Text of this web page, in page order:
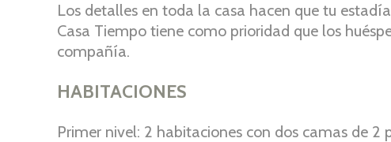
Los detalles en toda la casa hacen que tu
Casa Tiempo tiene como prioridad que los
compañía.
HABITACIONES
Primer nivel: 2 habitaciones con dos camas de